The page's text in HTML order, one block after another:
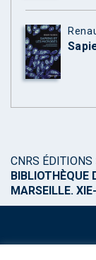
CNRS ÉDITIONS
BIBLIOTHÈQUE
MARSEILLE.